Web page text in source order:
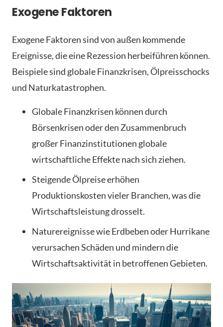
Exogene Faktoren
Exogene Faktoren sind von außen kommende
Ereignisse, die eine Rezession herbeiführen können.
Beispiele sind globale Finanzkrisen, Ölpreisschocks
und Naturkatastrophen.
Globale Finanzkrisen können durch
Börsenkrisen oder den Zusammenbruch
großer Finanzinstitutionen globale
wirtschaftliche Effekte nach sich ziehen.
Steigende Ölpreise erhöhen
Produktionskosten vieler Branchen, was die
Wirtschaftsleistung drosselt.
Naturereignisse wie Erdbeben oder Hurrikane
verursachen Schäden und mindern die
Wirtschaftsaktivität in betroffenen Gebieten.